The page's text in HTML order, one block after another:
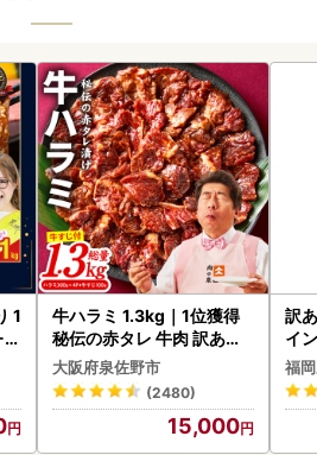
牛ハラミ 1.3kg｜1位獲得
秘伝の赤タレ 牛肉 訳あり
焼肉 BBQ
大阪府泉佐野市
(2480)
15,000
訳
イ
福